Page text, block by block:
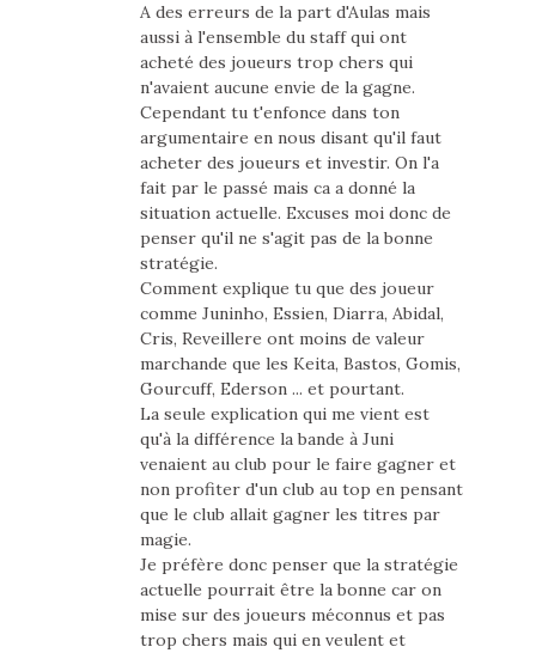
A des erreurs de la part d'Aulas mais
aussi à l'ensemble du staff qui ont
acheté des joueurs trop chers qui
n'avaient aucune envie de la gagne.
Cependant tu t'enfonce dans ton
argumentaire en nous disant qu'il faut
acheter des joueurs et investir. On l'a
fait par le passé mais ca a donné la
situation actuelle. Excuses moi donc de
penser qu'il ne s'agit pas de la bonne
stratégie.
Comment explique tu que des joueur
comme Juninho, Essien, Diarra, Abidal,
Cris, Reveillere ont moins de valeur
marchande que les Keita, Bastos, Gomis,
Gourcuff, Ederson ... et pourtant.
La seule explication qui me vient est
qu'à la différence la bande à Juni
venaient au club pour le faire gagner et
non profiter d'un club au top en pensant
que le club allait gagner les titres par
magie.
Je préfère donc penser que la stratégie
actuelle pourrait être la bonne car on
mise sur des joueurs méconnus et pas
trop chers mais qui en veulent et